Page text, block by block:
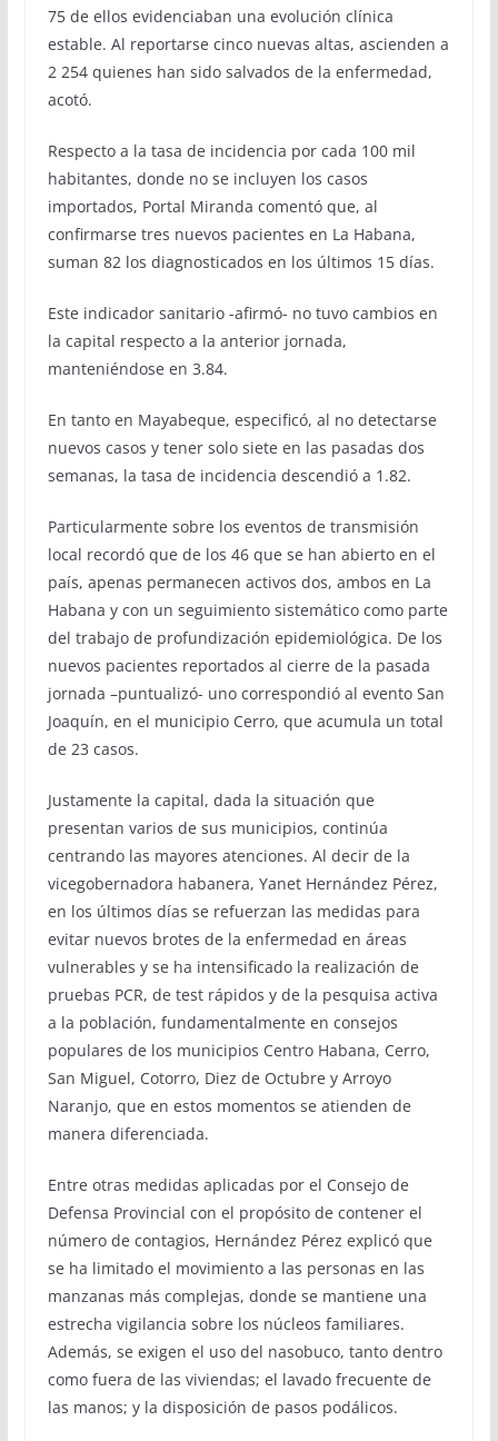
75 de ellos evidenciaban una evolución clínica
estable. Al reportarse cinco nuevas altas, ascienden a
2 254 quienes han sido salvados de la enfermedad,
acotó.
Respecto a la tasa de incidencia por cada 100 mil
habitantes, donde no se incluyen los casos
importados, Portal Miranda comentó que, al
confirmarse tres nuevos pacientes en La Habana,
suman 82 los diagnosticados en los últimos 15 días.
Este indicador sanitario -afirmó- no tuvo cambios en
la capital respecto a la anterior jornada,
manteniéndose en 3.84.
En tanto en Mayabeque, especificó, al no detectarse
nuevos casos y tener solo siete en las pasadas dos
semanas, la tasa de incidencia descendió a 1.82.
Particularmente sobre los eventos de transmisión
local recordó que de los 46 que se han abierto en el
país, apenas permanecen activos dos, ambos en La
Habana y con un seguimiento sistemático como parte
del trabajo de profundización epidemiológica. De los
nuevos pacientes reportados al cierre de la pasada
jornada –puntualizó- uno correspondió al evento San
Joaquín, en el municipio Cerro, que acumula un total
de 23 casos.
Justamente la capital, dada la situación que
presentan varios de sus municipios, continúa
centrando las mayores atenciones. Al decir de la
vicegobernadora habanera, Yanet Hernández Pérez,
en los últimos días se refuerzan las medidas para
evitar nuevos brotes de la enfermedad en áreas
vulnerables y se ha intensificado la realización de
pruebas PCR, de test rápidos y de la pesquisa activa
a la población, fundamentalmente en consejos
populares de los municipios Centro Habana, Cerro,
San Miguel, Cotorro, Diez de Octubre y Arroyo
Naranjo, que en estos momentos se atienden de
manera diferenciada.
Entre otras medidas aplicadas por el Consejo de
Defensa Provincial con el propósito de contener el
número de contagios, Hernández Pérez explicó que
se ha limitado el movimiento a las personas en las
manzanas más complejas, donde se mantiene una
estrecha vigilancia sobre los núcleos familiares.
Además, se exigen el uso del nasobuco, tanto dentro
como fuera de las viviendas; el lavado frecuente de
las manos; y la disposición de pasos podálicos.